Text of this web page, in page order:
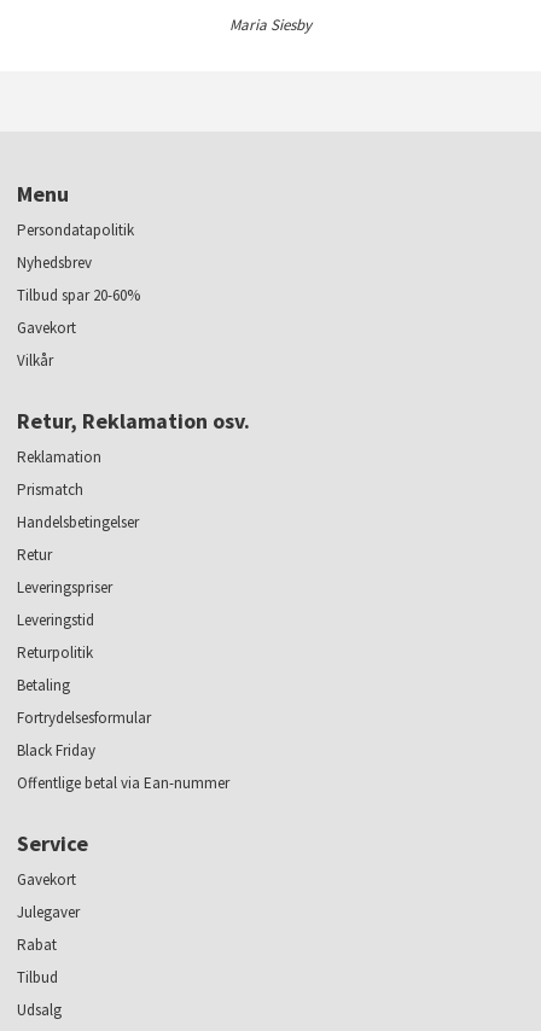
Maria Siesby
Menu
Persondatapolitik
Nyhedsbrev
Tilbud spar 20-60%
Gavekort
Vilkår
Retur, Reklamation osv.
Reklamation
Prismatch
Handelsbetingelser
Retur
Leveringspriser
Leveringstid
Returpolitik
Betaling
Fortrydelsesformular
Black Friday
Offentlige betal via Ean-nummer
Service
Gavekort
Julegaver
Rabat
Tilbud
Udsalg